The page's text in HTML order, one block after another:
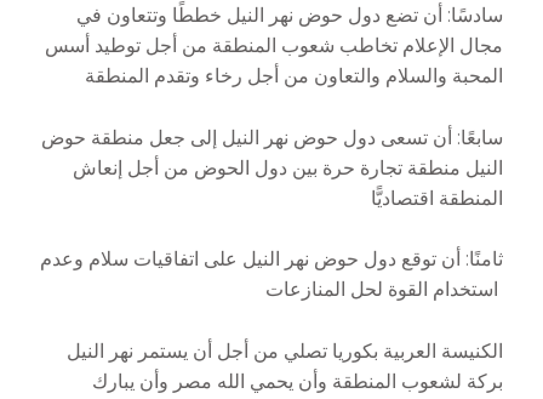
سادسًا: أن تضع دول حوض نهر النيل خططًا وتتعاون في
مجال الإعلام تخاطب شعوب المنطقة من أجل توطيد أسس
المحبة والسلام والتعاون من أجل رخاء وتقدم المنطقة
سابعًا: أن تسعى دول حوض نهر النيل إلى جعل منطقة حوض
النيل منطقة تجارة حرة بين دول الحوض من أجل إنعاش
المنطقة اقتصاديًّا
ثامنًا: أن توقع دول حوض نهر النيل على اتفاقيات سلام وعدم
الكنيسة العربية بكوريا تصلي من أجل أن يستمر نهر النيل
بركة لشعوب المنطقة وأن يحمي الله مصر وأن يبارك